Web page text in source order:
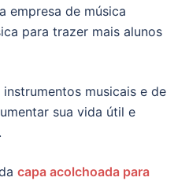
empresa de música
para trazer mais alunos
musicais e de
sua vida útil e
capa acolchoada para